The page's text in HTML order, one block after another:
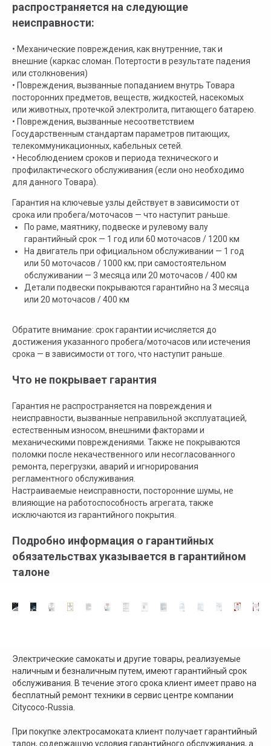
распространяется на следующие
неисправности:
• Механические повреждения, как внутренние, так и
внешние (каркас сломан. Потертости в результате падения
или столкновения)
• Повреждения, вызванные попаданием внутрь Товара
посторонних предметов, веществ, жидкостей, насекомых
или животных, протечкой электролита, питающего батарею.
• Повреждения, вызванные несоответствием
Государственным стандартам параметров питающих,
телекоммуникационных, кабельных сетей.
• Несоблюдением сроков и периода технического и
профилактического обслуживания (если оно необходимо
для данного Товара).
Гарантия на ключевые узлы действует в зависимости от
срока или пробега/моточасов — что наступит раньше.
По раме, маятнику, подвеске и рулевому валу
гарантийный срок — 1 год или 60 моточасов / 1200 км
На двигатель при официальном обслуживании — 1 год
или 50 моточасов / 1000 км; при самостоятельном
обслуживании — 3 месяца или 20 моточасов / 400 км
Детали подвески покрываются гарантийно на 3 месяца
или 20 моточасов / 400 км
Обратите внимание: срок гарантии исчисляется до
достижения указанного пробега/моточасов или истечения
срока — в зависимости от того, что наступит раньше.
Что не покрывает гарантия
Гарантия не распространяется на повреждения и
неисправности, вызванные неправильной эксплуатацией,
естественным износом, внешними факторами и
механическими повреждениями. Также не покрываются
поломки после некачественного или несогласованного
ремонта, перегрузки, аварий и игнорирования
регламентного обслуживания.
Настраиваемые неисправности, посторонние шумы, не
влияющие на работоспособность агрегата, также
исключаются из гарантийного покрытия.
Подробно информация о гарантийных
обязательствах указывается в гарантийном
талоне
Электрические самокаты и другие товары, реализуемые
наличным и безналичным путем, имеют гарантийный срок
обслуживания. В течение этого срока клиент имеет право на
бесплатный ремонт техники в сервис центре компании
Citycoco-Russia.
При покупке электросамоката клиент получает гарантийный
талон, содержащую условия гарантийного обслуживания, а
Контакты
Блог
Аксессуары
Электросамокаты
Бензиновые квадроциклы
Электропогрузчики
Электромотоциклы
Для B2B
+ 7 (495) 320-95-25
Официальный поставщик всех
Доставка